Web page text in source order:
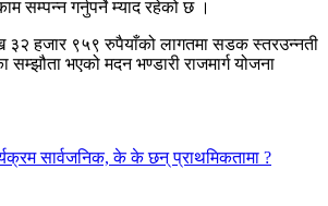
सम्पन्न गर्नुपर्ने म्याद रहेको छ ।
३२ हजार ९५९ रुपैयाँको लागतमा सडक स्तरउन्नती
सम्झौता भएको मदन भण्डारी राजमार्ग योजना
सार्वजनिक, के के छन् प्राथमिकतामा ?